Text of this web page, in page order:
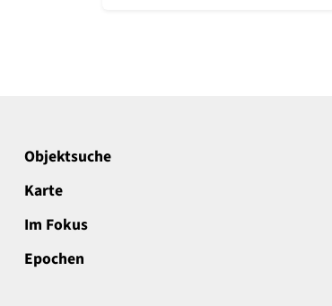
Objektsuche
Karte
Im Fokus
Epochen